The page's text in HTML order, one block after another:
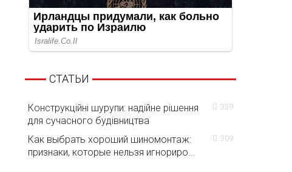
СТАТЬИ
Конструкційні шурупи: надійне рішення
для сучасного будівництва
339
Как выбрать хороший шиномонтаж:
признаки, которые нельзя игнориро...
309